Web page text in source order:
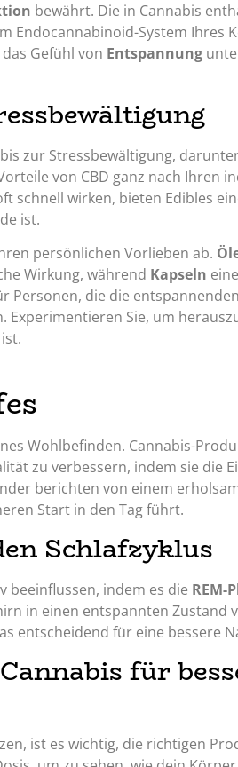
bewährt. Die in Cannabis
Endocannabinoid-System Ihres
Gefühl von Entspannung
zur Stressbewältigung,
von CBD ganz nach Ihren
schnell wirken, bieten Edibles
ist.
persönlichen Vorlieben ab.
Wirkung, während Kapseln
Personen, die die
Experimentieren Sie, um
Wohlbefinden. Cannabis-
zu verbessern, indem sie die
berichten von einem
Start in den Tag führt.
Schlafzyklus
beeinflussen, indem es die REM-
in einen entspannten Zustand
entscheidend für eine bessere
für
ist es wichtig, die richtigen